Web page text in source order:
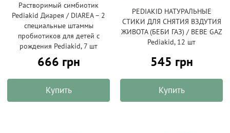
Растворимый симбиотик
Pediakid Диарея / DIAREA – 2
специальные штаммы
пробиотиков для детей с
рождения Pediakid, 7 шт
666 грн
Купить
PEDIAKID НАТУРАЛЬНЫЕ
СТИКИ ДЛЯ СНЯТИЯ ВЗДУТИЯ
ЖИВОТА (БЕБИ ГАЗ) / BEBE GAZ
Pediakid, 12 шт
545 грн
Купить